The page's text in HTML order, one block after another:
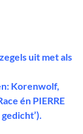
uit met als
Korenwolf,
én PIERRE